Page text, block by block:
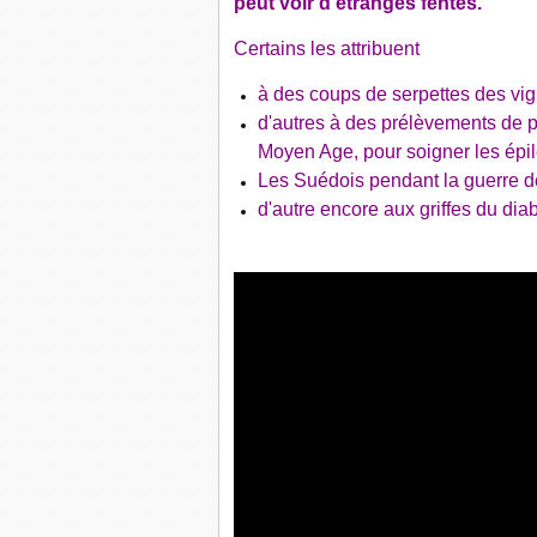
Certains les attribuent
à des coups de serpettes des
d'autres à des prélèvements de
Moyen Age, pour soigner les
Les Suédois pendant la guerre
d'autre encore aux griffes du